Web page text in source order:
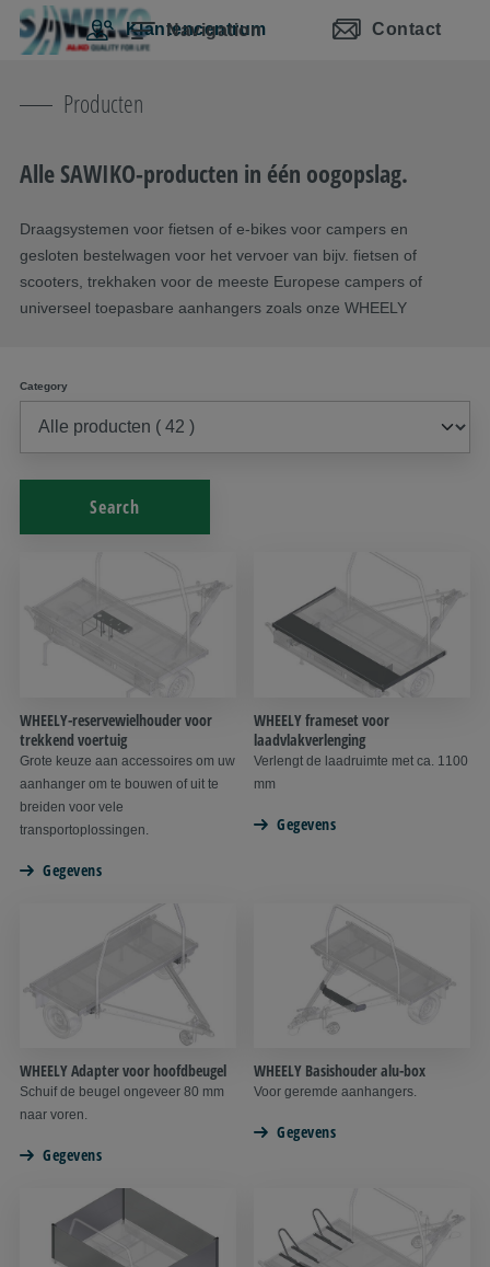
Navigatie overslaan
Naar hoofdinhoud
Naar hoofdnavigatie gaan
Inhoudsopgave Navigation
Klantencentrum Contact
Producten
Alle SAWIKO-producten in één oogopslag.
Draagsystemen voor fietsen of e-bikes voor campers en
gesloten bestelwagen voor het vervoer van bijv. fietsen of
scooters, trekhaken voor de meeste Europese campers of
universeel toepasbare aanhangers zoals onze WHEELY
Category
Search
WHEELY-reservewielhouder voor
trekkend voertuig
Grote keuze aan accessoires om uw
aanhanger om te bouwen of uit te
breiden voor vele
transportoplossingen.
Gegevens
WHEELY frameset voor
laadvlakverlenging
Verlengt de laadruimte met ca. 1100
mm
Gegevens
WHEELY Adapter voor hoofdbeugel
Schuif de beugel ongeveer 80 mm
naar voren.
Gegevens
WHEELY Basishouder alu-box
Voor geremde aanhangers.
Gegevens